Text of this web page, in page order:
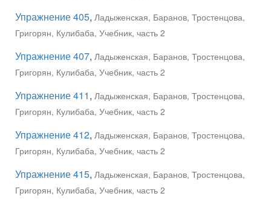
Упражнение 405, Ладыженская, Баранов, Тростенцова,
Григорян, Кулибаба, Учебник, часть 2
Упражнение 407, Ладыженская, Баранов, Тростенцова,
Григорян, Кулибаба, Учебник, часть 2
Упражнение 411, Ладыженская, Баранов, Тростенцова,
Григорян, Кулибаба, Учебник, часть 2
Упражнение 412, Ладыженская, Баранов, Тростенцова,
Григорян, Кулибаба, Учебник, часть 2
Упражнение 415, Ладыженская, Баранов, Тростенцова,
Григорян, Кулибаба, Учебник, часть 2